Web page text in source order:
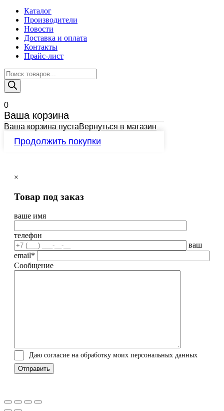
Каталог
Производители
Новости
Доставка и оплата
Контакты
Прайс-лист
Поиск
товаров
0
Ваша корзина
Ваша корзина пустаВернуться в магазин
Продолжить покупки
×
Товар под заказ
ваше имя
телефон
ваш
email*
Сообщение
Даю согласие на обработку моих персональных данных